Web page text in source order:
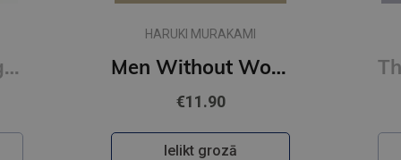
First Person Singular : mind-bending new collection of short stories
HARUKI MURAKAMI
Men Without Women
€11.90
Ielikt grozā